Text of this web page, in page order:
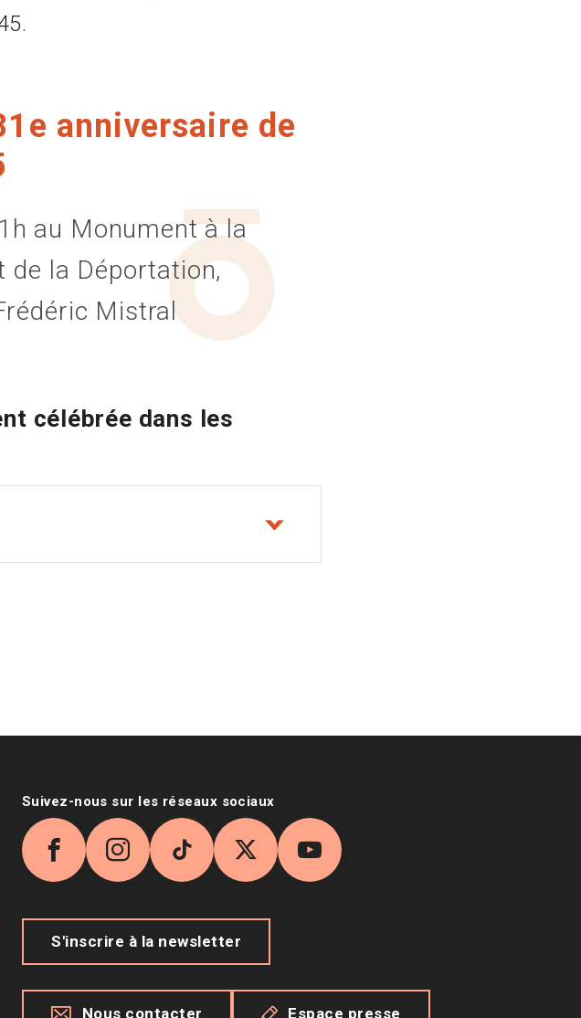
anniversaire de
au Monument à la
de la Déportation,
Mistral
célébrée dans les
Suivez-nous sur les réseaux sociaux
FacebookInstagram
TikTokX YouTube
S'inscrire à la newsletter
Nous contacter Espace presse